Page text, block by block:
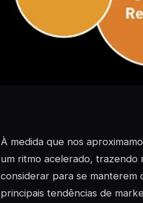
À medida que nos
um ritmo acelerado, trazendo
considerar para se manterem
principais tendências de